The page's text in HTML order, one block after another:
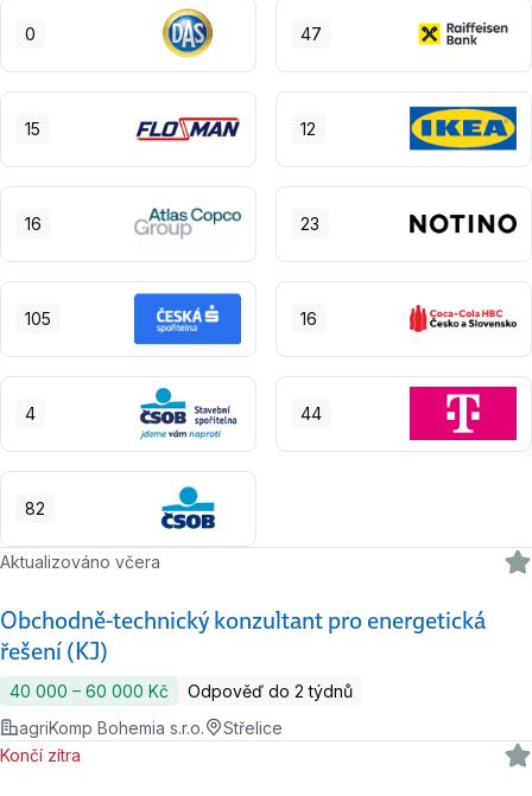
0 47
15 12
16 23
105 16
4 44
82
Obchodně-technický konzultant pro energetická
řešení (KJ)
Aktualizováno včera
40 000 ‍–‍ 60 000 Kč
Odpověď do 2 týdnů
agriKomp Bohemia s.r.o.
Střelice
Končí zítra